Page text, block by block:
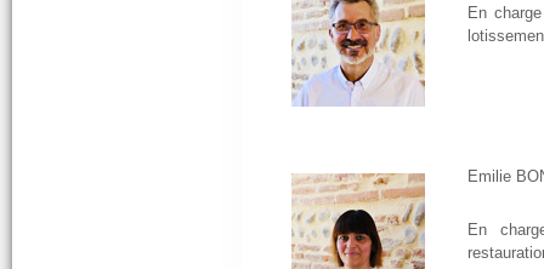
En
Emilie
En